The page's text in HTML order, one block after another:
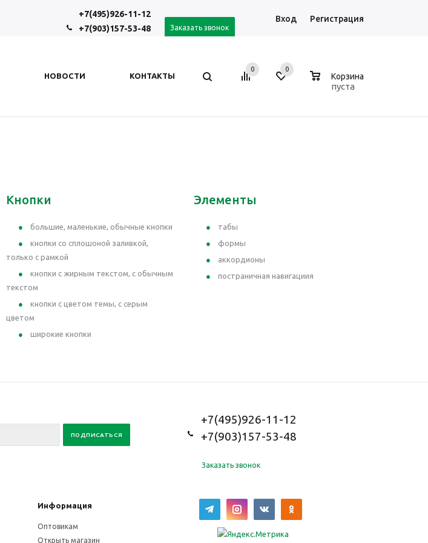
+7(495)926-11-12
+7(903)157-53-48
Заказать звонок
Вход Регистрация
НОВОСТИ КОНТАКТЫ
0 0
Корзина
пуста
Кнопки
большие, маленькие, обычные кнопки
кнопки со сплошоной заливкой,
только с рамкой
кнопки с жирным текстом, с обычным
текстом
кнопки с цветом темы, с серым
цветом
широкие кнопки
Элементы
табы
формы
аккордионы
постраничная навигациия
+7(495)926-11-12
+7(903)157-53-48
Заказать звонок
Информация
Оптовикам
Открыть магазин